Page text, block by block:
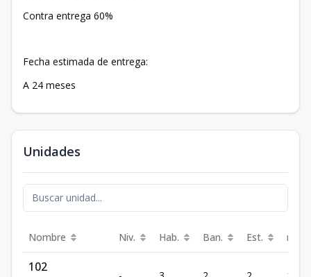
Contra entrega 60%
Fecha estimada de entrega:
A 24 meses
Unidades
Nombre Niv. Hab. Ban. Est. m²
102